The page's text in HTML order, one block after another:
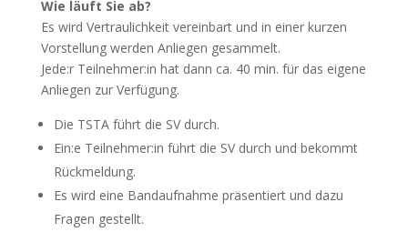
Wie läuft Sie ab?
Es wird Vertraulichkeit vereinbart und in einer kurzen
Vorstellung werden Anliegen gesammelt.
Jede:r Teilnehmer:in hat dann ca. 40 min. für das eigene
Anliegen zur Verfügung.
Die TSTA führt die SV durch.
Ein:e Teilnehmer:in führt die SV durch und bekommt
Rückmeldung.
Es wird eine Bandaufnahme präsentiert und dazu
Fragen gestellt.